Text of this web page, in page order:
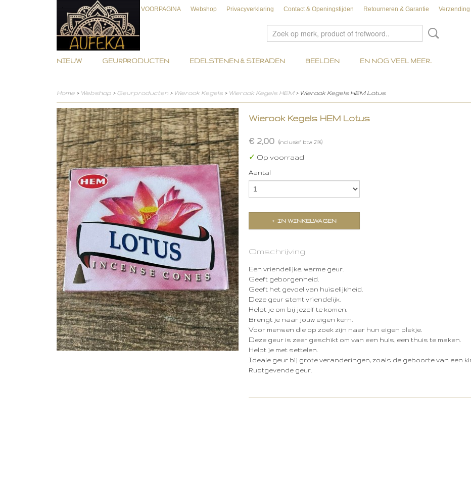
VOORPAGINA Webshop Privacyverklaring Contact & Openingstijden Retourneren & Garantie
NIEUW GEURPRODUCTEN EDELSTENEN & SIERADEN BEELDEN EN NOG VEEL MEER..
Home > Webshop > Geurproducten > Wierook Kegels > Wierook Kegels HEM> Wierook Kegels HEM Lotus
Wierook Kegels HEM Lotus
€ 2,00 (inclusief btw 21%)
✓ Op voorraad
Aantal
IN WINKELWAGEN
Omschrijving
Een vriendelijke, warme geur.
Geeft geborgenheid.
Geeft het gevoel van huiselijkheid.
Deze geur stemt vriendelijk.
Helpt je om bij jezelf te komen.
Brengt je naar jouw eigen kern.
Voor mensen die op zoek zijn naar hun eigen plekje.
Deze geur is zeer geschikt om van een huis, een thuis te maken.
Helpt je met settelen.
Ideale geur bij grote veranderingen, zoals de geboorte van een
Rustgevende geur.